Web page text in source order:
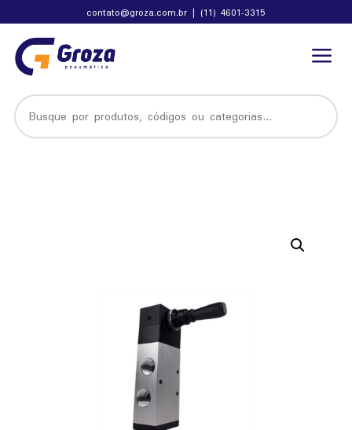
contato@groza.com.br | (11) 4601-3315
a